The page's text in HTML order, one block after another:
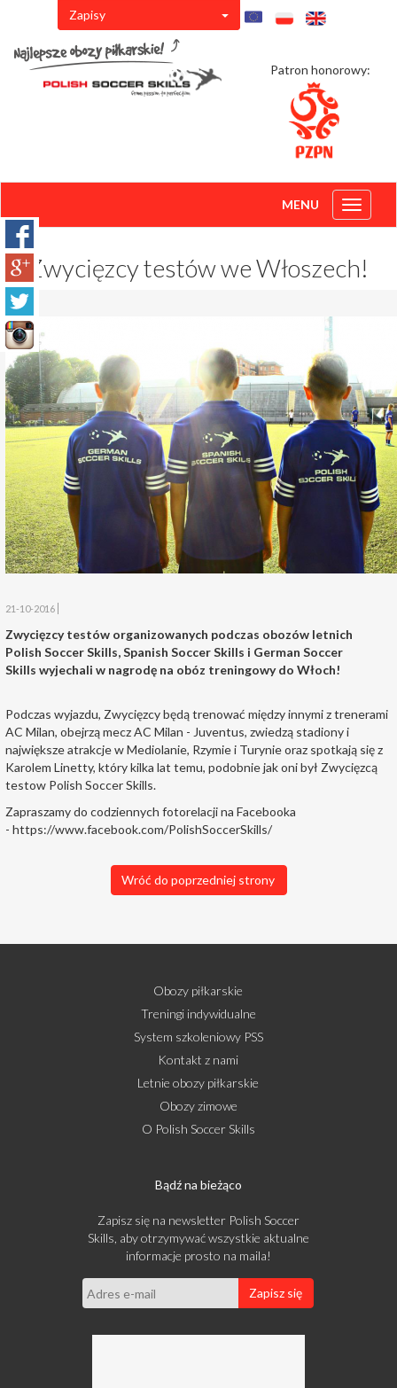
Zapisy
Patron honorowy:
Toggle
MENU
Zwycięzcy testów we Włoszech!
21-10-2016
Zwycięzcy testów organizowanych podczas obozów letnich
Polish Soccer Skills, Spanish Soccer Skills i German Soccer
Skills wyjechali w nagrodę na obóz treningowy do Włoch!
Podczas wyjazdu, Zwycięzcy będą trenować między innymi z trenerami
AC Milan, obejrzą mecz AC Milan - Juventus, zwiedzą stadiony i
największe atrakcje w Mediolanie, Rzymie i Turynie oraz spotkają się z
Karolem Linetty, który kilka lat temu, podobnie jak oni był Zwycięzcą
testow Polish Soccer Skills.
Zapraszamy do codziennych fotorelacji na Facebooka
- https://www.facebook.com/PolishSoccerSkills/
Wróć do poprzedniej strony
Obozy piłkarskie
Treningi indywidualne
System szkoleniowy PSS
Kontakt z nami
Letnie obozy piłkarskie
Obozy zimowe
O Polish Soccer Skills
Bądź na bieżąco
Zapisz się na newsletter Polish Soccer
Skills, aby otrzymywać wszystkie aktualne
informacje prosto na maila!
Zapisz się